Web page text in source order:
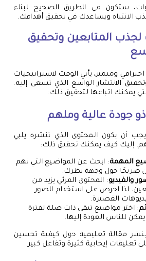
ستكون في الطريق الصحيح لبناء
الانتباه ويساعدك في تحقيق أهدافك.
لجذب المتابعين وتحقيق
ومتميز، يأتي الوقت لاستراتيجيات
الانتشار الواسع الذي تسعى إليه.
يمكنك اتباعها لتحقيق ذلك:
جودة عالية وملهم
يجب أن يكون المحتوى الذي تنشره يلبي
إليك كيف يمكنك تحقيق ذلك:
المهمة: ابحث عن المواضيع التي تهم
صريحًا حول وجهة نظرك.
والفيديو: المحتوى المرئي يزيد من
لذا احرص على استخدام الصور
القصيرة.
: اختر مواضيع تبقى ذات صلة لفترة
للناس العودة إليها.
مقالة تعليمية حول كيفية تحسين
تعليقات إيجابية كثيرة وتفاعل كبير.